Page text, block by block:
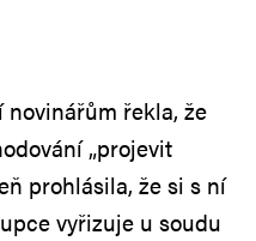
řekla, že
„projevit
prohlásila, že si s ní
vyřizuje u soudu